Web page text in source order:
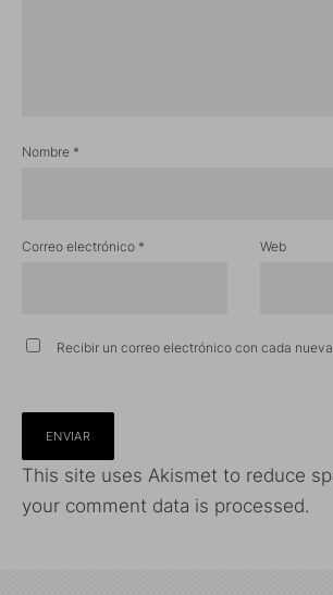
Nombre *
Correo electrónico * Web
Recibir un correo electrónico con cada nueva
This site uses Akismet to reduce
your comment data is processed.